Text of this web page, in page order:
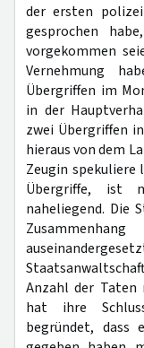
der ersten
gesprochen
vorgekommen
Vernehmung
Übergriffen im
in der
zwei Übergriffen
hieraus von dem
Zeugin
Übergriffe, ist
naheliegend. Die
Anzahl der Taten
hat ihre
begründet, dass